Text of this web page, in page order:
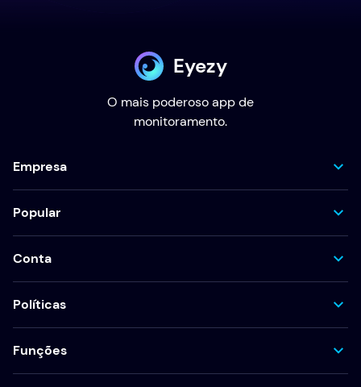
Eyezy
O mais poderoso app de
monitoramento.
Empresa
Popular
Conta
Políticas
Funções